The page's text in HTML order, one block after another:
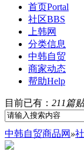
首页Portal
社区BBS
上韩网
分类信息
中韩自贸
商家动态
帮助Help
目前已有： 211篇
中韩自贸商品网 »